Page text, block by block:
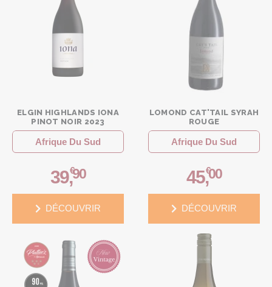
ELGIN HIGHLANDS IONA
PINOT NOIR 2023
Afrique Du Sud
39
,€90
DÉCOUVRIR
LOMOND CAT'TAIL SYRAH
ROUGE
Afrique Du Sud
45
,€00
DÉCOUVRIR